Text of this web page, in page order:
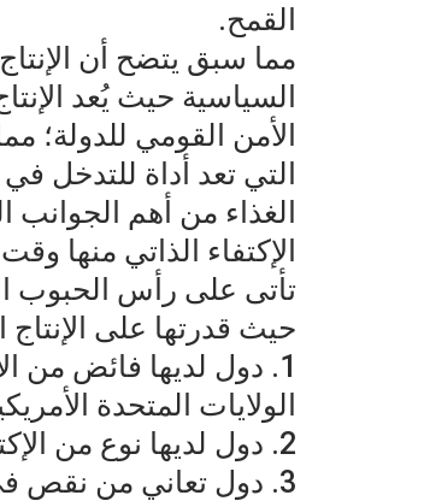
القمح.
مما سبق يتضح أن
السياسية حيث يُعد
الأمن القومي للدولة؛
التي تعد أداة للتدخل
الغذاء من أهم الجوانب
الإكتفاء الذاتي منها
تأتى على رأس الحبوب
حيث قدرتها على
1. دول لديها فائض من
الولايات المتحدة
2. دول لديها نوع من الإكتفاء الذاتى النسبي، مثل: فرنسا.
3. دول تعاني من نقص في